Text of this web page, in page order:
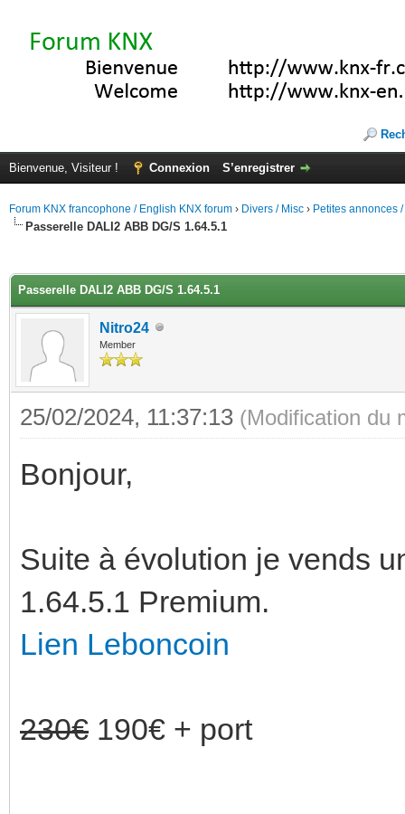
Bienvenue, Visiteur ! Connexion S’enregistrer
Forum KNX francophone / English KNX forum › Divers / Misc › Petites annonces
Passerelle DALI2 ABB DG/S 1.64.5.1
Passerelle DALI2 ABB DG/S 1.64.5.1
Nitro24
Member
25/02/2024, 11:37:13 (Modification du
Bonjour,
Suite à évolution je vends
1.64.5.1 Premium.
Lien Leboncoin
230€ 190€ + port